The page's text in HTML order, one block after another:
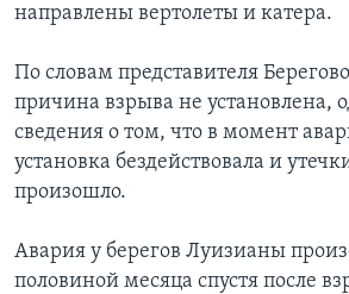
Языки
направлены вертолеты и катера.
По словам представителя
причина взрыва не установлена,
сведения о том, что в момент
установка бездействовала и
произошло.
Авария у берегов Луизианы
половиной месяца спустя после